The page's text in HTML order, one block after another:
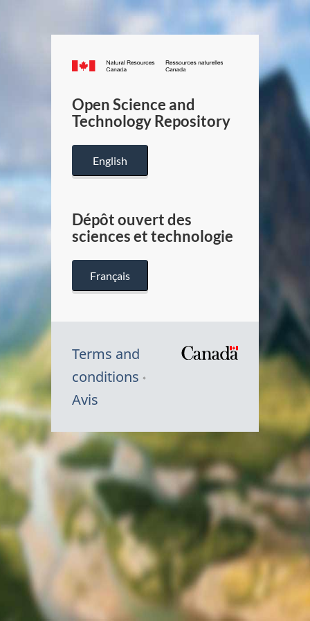
Canada.ca
/
Canada
Open Science and
Technology Repository
English
Dépôt ouvert des
sciences et technologie
Français
Terms and
conditions
Avis
Canada